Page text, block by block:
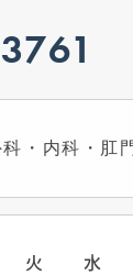
・内科・肛
火 水